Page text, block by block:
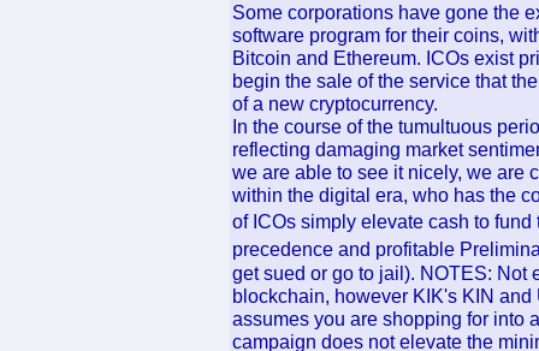
Some corporations have gone the
software program for their coins,
Bitcoin and Ethereum. ICOs exist
begin the sale of the service that
of a new cryptocurrency.
In the course of the tumultuous
reflecting damaging market
we are able to see it nicely, we are
within the digital era, who has the
of ICOs simply elevate cash to
precedence and profitable
get sued or go to jail). NOTES: Not
blockchain, however KIK's KIN
assumes you are shopping for into
campaign does not elevate the